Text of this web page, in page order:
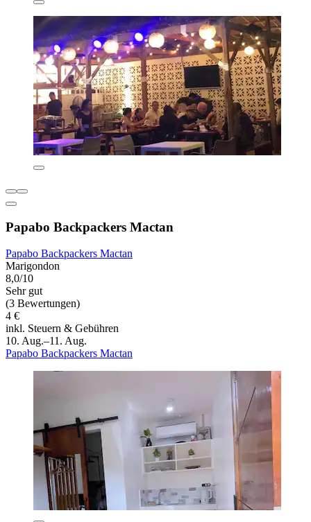
Papabo Backpackers Mactan
Papabo Backpackers Mactan
Marigondon
8,0/10
Sehr gut
(3 Bewertungen)
4 €
inkl. Steuern & Gebühren
10. Aug.–11. Aug.
Papabo Backpackers Mactan